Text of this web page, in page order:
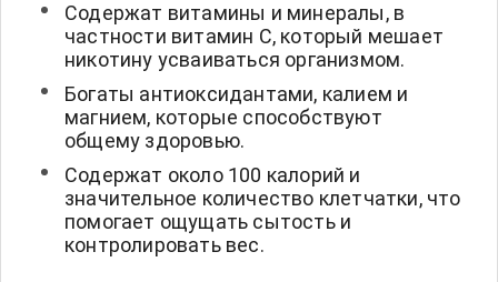
Содержат витамины и минералы, в
частности витамин С, который мешает
никотину усваиваться организмом.
Богаты антиоксидантами, калием и
магнием, которые способствуют
общему здоровью.
Содержат около 100 калорий и
значительное количество клетчатки, что
помогает ощущать сытость и
контролировать вес.